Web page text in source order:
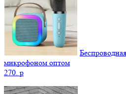
микрофоном оптом
270. p